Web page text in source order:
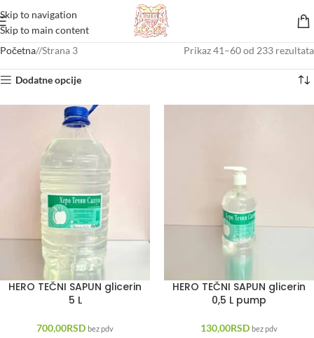
Skip to navigation
Skip to main content
Početna/ Strana 3 Prikaz 41–60 od 233 rezultata
Dodatne opcije
HERO TEČNI SAPUN glicerin
5 L
700,00RSD bez pdv
HERO TEČNI SAPUN glicerin
0,5 L pump
130,00RSD bez pdv